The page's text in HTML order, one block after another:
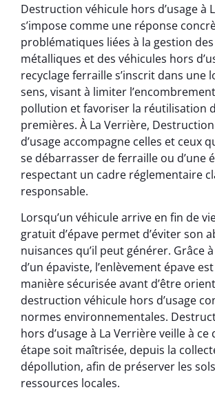
Destruction véhicule hors d’usage à
s’impose comme une réponse
problématiques liées à la gestion
métalliques et des véhicules hors
recyclage ferraille s’inscrit dans une
sens, visant à limiter
pollution et favoriser la réutilisation
premières. À La Verrière,
d’usage accompagne celles et ceux
se débarrasser de ferraille ou d’une
respectant un cadre réglementaire
responsable.
Lorsqu’un véhicule arrive en fin de
gratuit d’épave permet d’éviter son
nuisances qu’il peut générer. Grâce
d’un épaviste, l’enlèvement épave
manière sécurisée avant d’être
destruction véhicule hors d’usage
normes environnementales.
hors d’usage à La Verrière veille à ce
étape soit maîtrisée, depuis la
dépollution, afin de préserver les
ressources locales.